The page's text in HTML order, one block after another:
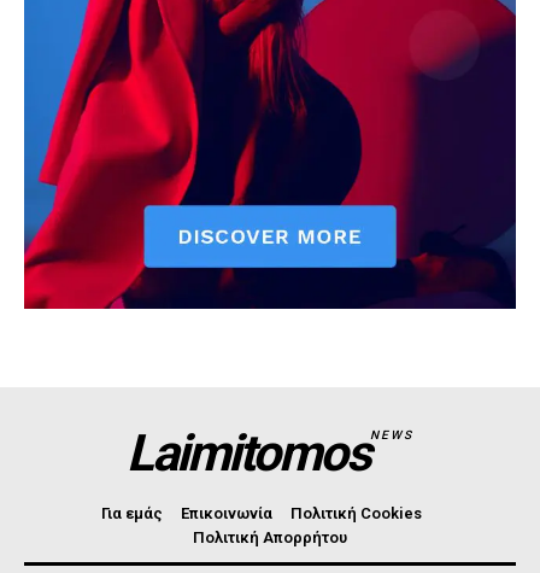
LaimitomosNEWS
Για εμάς Επικοινωνία
Πολιτική Cookies
Πολιτική Απορρήτου